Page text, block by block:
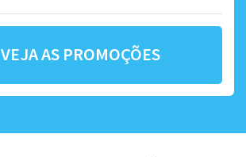
VEJA AS PROMOÇÕES